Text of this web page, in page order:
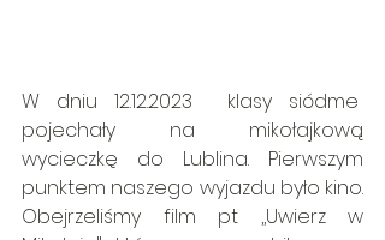
W dniu 12.12.2023  klasy siódme
pojechały na mikołajkową
wycieczkę do Lublina. Pierwszym
punktem naszego wyjazdu było kino.
Obejrzeliśmy film pt ,,Uwierz w